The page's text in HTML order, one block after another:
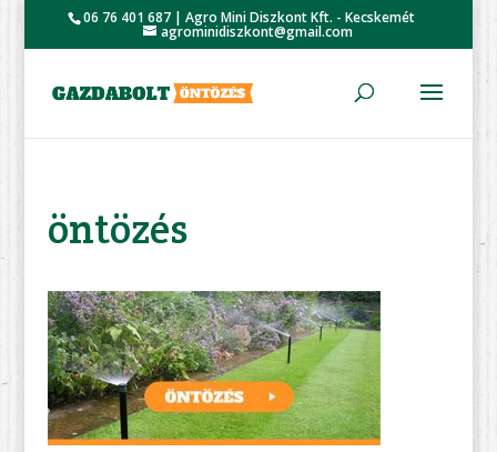
06 76 401 687 | Agro Mini Diszkont Kft. - Kecskemét
agrominidiszkont@gmail.com
öntözés